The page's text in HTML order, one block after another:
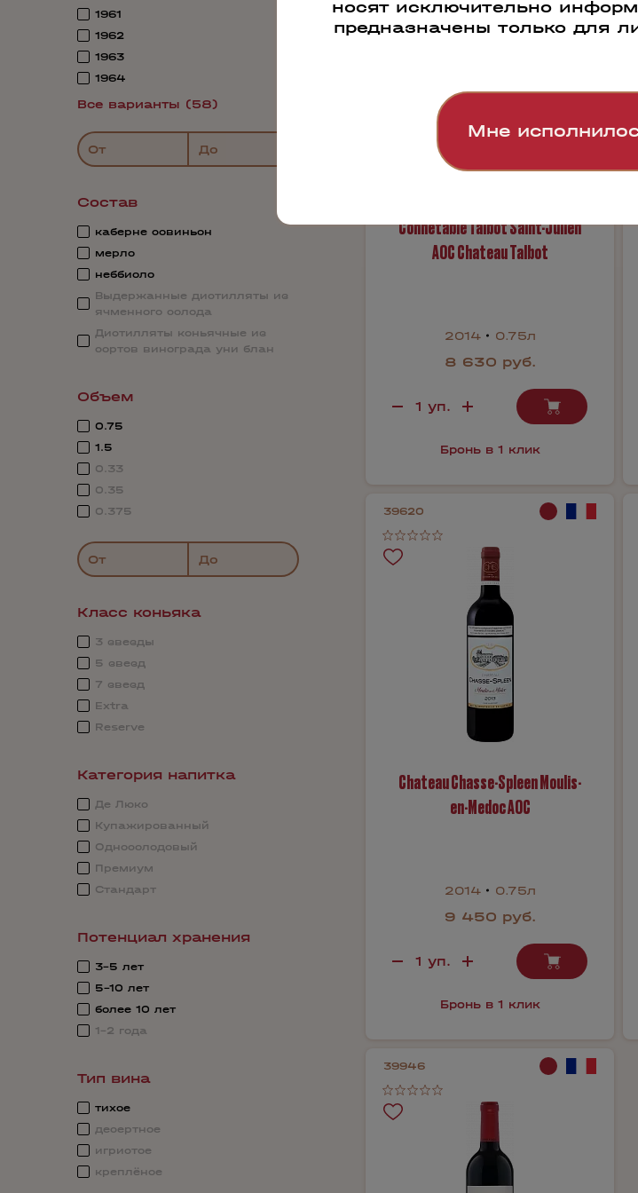
1961
1962
1963
1964
Все варианты (58)
От До
Состав
каберне совиньон
мерло
неббиоло
Выдержанные дистилляты из
ячменного солода
Дистилляты коньячные из
сортов винограда уни блан
Объем
0.75
1.5
0.33
0.35
0.375
От До
Класс коньяка
3 звезды
5 звезд
7 звезд
Extra
Reserve
Категория напитка
Де Люкс
Купажированный
Односолодовый
Премиум
Стандарт
Потенциал хранения
3-5 лет
5-10 лет
более 10 лет
1-2 года
Тип вина
тихое
десертное
игристое
креплёное
Connetable Talbot Saint-Julien
AOC Chateau Talbot
2014 0.75л
8 630 руб.
Бронь в 1 клик
39620
Chateau Chasse-Spleen Moulis-
en-Medoc AOC
2014 0.75л
9 450 руб.
Бронь в 1 клик
39946
носят исключительно
предназначены только для
Мне